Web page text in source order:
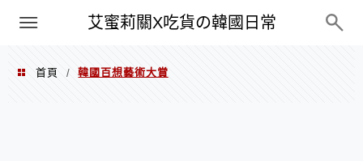
艾蜜莉關X吃貨の韓國日常
PXN
首頁 / 韓國百想藝術大賞